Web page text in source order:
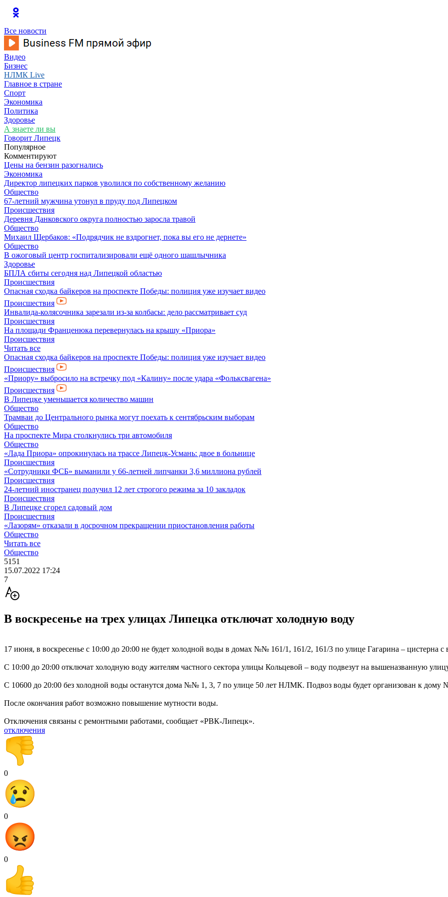
Все новости
Видео
Бизнес
НЛМК Live
Главное в стране
Спорт
Экономика
Политика
Здоровье
А знаете ли вы
Говорит Липецк
Популярное
Комментируют
Цены на бензин разогнались
Экономика
Директор липецких парков уволился по собственному желанию
Общество
67-летний мужчина утонул в пруду под Липецком
Происшествия
Деревня Данковского округа полностью заросла травой
Общество
Михаил Щербаков: «Подрядчик не вздрогнет, пока вы его не дернете»
Общество
В ожоговый центр госпитализировали ещё одного шашлычника
Здоровье
БПЛА сбиты сегодня над Липецкой областью
Происшествия
Опасная сходка байкеров на проспекте Победы: полиция уже изучает видео
Происшествия
Инвалида-колясочника зарезали из-за колбасы: дело рассматривает суд
Происшествия
На площади Франценюка перевернулась на крышу «Приора»
Происшествия
Читать все
Опасная сходка байкеров на проспекте Победы: полиция уже изучает видео
Происшествия
«Приору» выбросило на встречку под «Калину» после удара «Фольксвагена»
Происшествия
В Липецке уменьшается количество машин
Общество
Трамваи до Центрального рынка могут поехать к сентябрьским выборам
Общество
На проспекте Мира столкнулись три автомобиля
Общество
«Лада Приора» опрокинулась на трассе Липецк-Усмань: двое в больнице
Происшествия
«Сотрудники ФСБ» выманили у 66-летней липчанки 3,6 миллиона рублей
Происшествия
24-летний иностранец получил 12 лет строгого режима за 10 закладок
Происшествия
В Липецке сгорел садовый дом
Происшествия
«Лазорям» отказали в досрочном прекращении приостановления работы
Общество
Читать все
Общество
5151
15.07.2022 17:24
7
В воскресенье на трех улицах Липецка отключат холодную воду
17 июня, в воскресенье с 10:00 до 20:00 не будет холодной воды в домах №№ 161/1, 161/2, 161/3 по улице Гагарина – цистерна
С 10:00 до 20:00 отключат холодную воду жителям частного сектора улицы Кольцевой – воду подвезут на вышеназванную
С 10600 до 20:00 без холодной воды останутся дома №№ 1, 3, 7 по улице 50 лет НЛМК. Подвоз воды будет организован к дому
После окончания работ возможно повышение мутности воды.
Отключения связаны с ремонтными работами, сообщает «РВК-Липецк».
отключения
0
0
0